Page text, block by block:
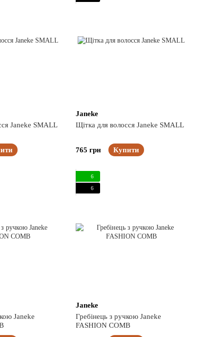
Janeke SMALL
Janeke
Щітка для волосся Janeke SMALL
765 грн Купити
Janeke
6
6
Janeke
Гребінець з ручкою Janeke
FASHION COMB